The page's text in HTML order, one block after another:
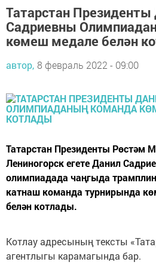
Татарстан Президенты
Садриевны
көмеш медале белән
автор, 8 февраль 2022 - 09:00
Татарстан Президенты Рөстәм
Лениногорск егете Данил
олимпиадада чаңгыда
катнаш команда турнирында
белән котлады.
Котлау адресының тексты
агентлыгы карамагында бар.